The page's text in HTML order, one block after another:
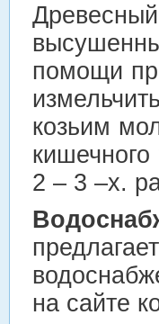
помощи
козьим
2 – 3 –х.
на сайте